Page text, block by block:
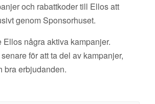
och rabattkoder till Ellos att
genom Sponsorhuset.
Ellos några aktiva kampanjer.
för att ta del av kampanjer,
bra erbjudanden.